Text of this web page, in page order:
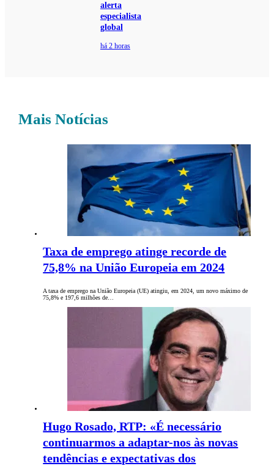
alerta
especialista
global
há 2 horas
Mais Notícias
Taxa de emprego atinge recorde de
75,8% na União Europeia em 2024
A taxa de emprego na União Europeia (UE) atingiu, em 2024, um novo máximo de
75,8% e 197,6 milhões de…
Hugo Rosado, RTP: «É necessário
continuarmos a adaptar-nos às novas
tendências e expectativas dos